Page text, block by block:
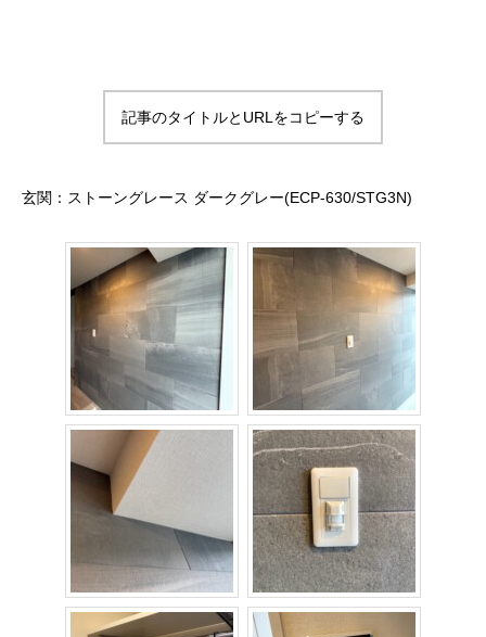
記事のタイトルとURLをコピーする
玄関：ストーングレース ダークグレー(ECP-630/STG3N)